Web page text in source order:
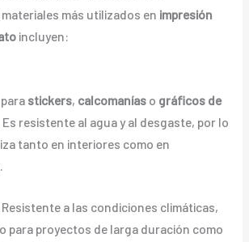
más utilizados en impresión
incluyen:
stickers, calcomanías o gráficos de
. Es resistente al agua y al desgaste, por lo
tanto en interiores como en
Resistente a las condiciones climáticas,
para proyectos de larga duración como